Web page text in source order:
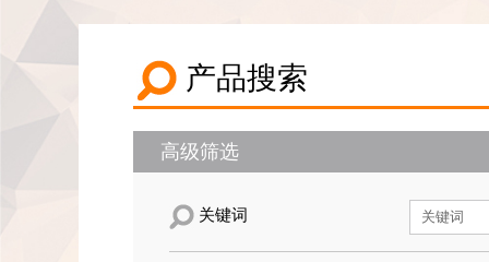
产品搜索
高级筛选
关键词